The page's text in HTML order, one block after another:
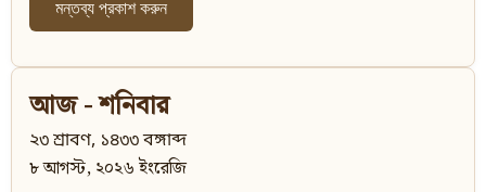
আজ - শনিবার
২৩ শ্রাবণ, ১৪৩৩ বঙ্গাব্দ
৮ আগস্ট, ২০২৬ ইংরেজি